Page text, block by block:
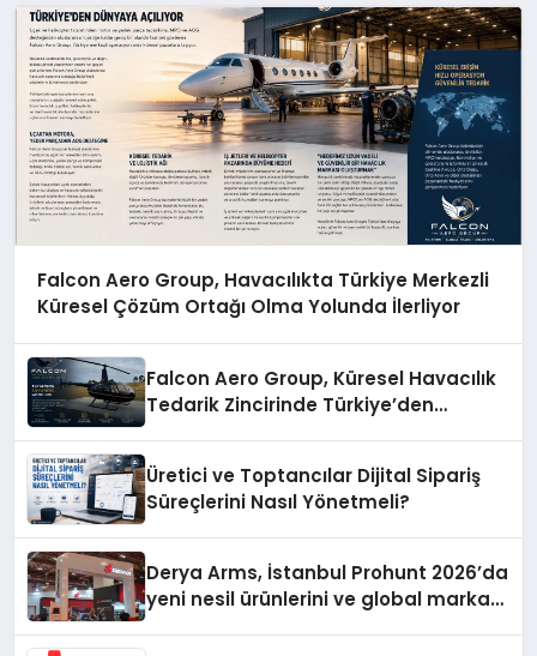
Falcon Aero Group, Havacılıkta Türkiye Merkezli
Küresel Çözüm Ortağı Olma Yolunda İlerliyor
Falcon Aero Group, Küresel Havacılık
Tedarik Zincirinde Türkiye’den
Üretici ve Toptancılar Dijital Sipariş
Süreçlerini Nasıl Yönetmeli?
Derya Arms, İstanbul Prohunt 2026’da
yeni nesil ürünlerini ve global marka